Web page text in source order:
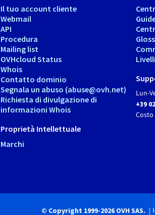
Il tuo account cliente
Webmail
API
Procedura
Mailing list
OVHcloud Status
Whois
Contatto dominio
Segnala un abuso (abuse@ovh.net)
Richiesta di divulgazione di
informazioni Whois
Proprietà Intellettuale
Marchi
Lun-
+39
© Copyright 1999-2026 OVH SAS.